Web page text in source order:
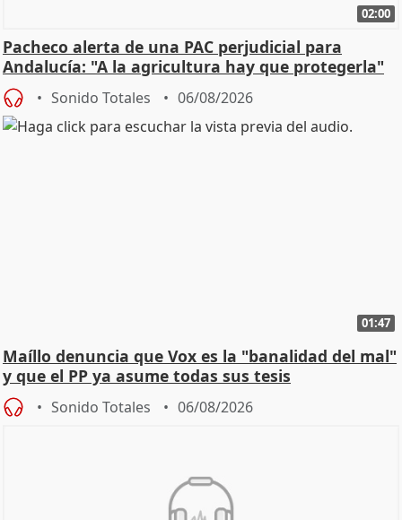
02:00
Pacheco alerta de una PAC perjudicial para
Andalucía: "A la agricultura hay que protegerla"
Sonido Totales 06/08/2026
01:47
Maíllo denuncia que Vox es la "banalidad del mal"
y que el PP ya asume todas sus tesis
Sonido Totales 06/08/2026